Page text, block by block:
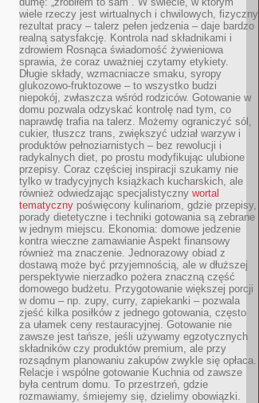
wiele rzeczy jest wirtualnych i chwilowych, fizyczny
rezultat pracy – talerz pełen jedzenia – daje bardzo
realną satysfakcję. Kontrola nad składnikami i
zdrowiem Rosnąca świadomość żywieniowa
sprawia, że coraz uważniej czytamy etykiety.
Długie składy, wzmacniacze smaku, syropy
glukozowo-fruktozowe – to wszystko budzi
niepokój, zwłaszcza wśród rodziców. Gotowanie w
domu pozwala odzyskać kontrolę nad tym, co
naprawdę trafia na talerz. Możemy ograniczyć sól,
cukier, tłuszcz trans, zwiększyć udział warzyw i
produktów pełnoziarnistych – bez rewolucji i
radykalnych diet, po prostu modyfikując ulubione
przepisy. Coraz częściej inspiracji szukamy nie
tylko w tradycyjnych książkach kucharskich, ale
również odwiedzając specjalistyczny wortal
tematyczny poświęcony kulinariom, gdzie przepisy,
porady dietetyczne i techniki gotowania są zebrane
w jednym miejscu. Ekonomia: domowe jedzenie
kontra wieczne zamawianie Aspekt finansowy
również ma znaczenie. Jednorazowy obiad z
dostawą może być przyjemnością, ale w dłuższej
perspektywie nierzadko pożera znaczną część
domowego budżetu. Przygotowanie większej porcji
w domu – np. zupy, curry, zapiekanki – pozwala
zjeść kilka posiłków z jednego gotowania, często
za ułamek ceny restauracyjnej. Gotowanie nie
zawsze jest tańsze, jeśli używamy egzotycznych
składników czy produktów premium, ale przy
rozsądnym planowaniu zakupów zwykle się opłaca.
Relacje i wspólne gotowanie Kuchnia od zawsze
była centrum domu. To przestrzeń, gdzie
rozmawiamy, śmiejemy się, dzielimy obowiązki.